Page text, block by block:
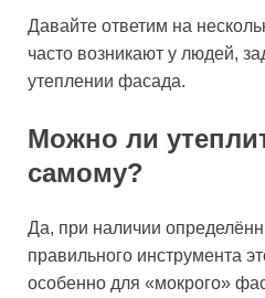
Давайте ответим на
часто возникают у людей,
утеплении фасада.
Можно ли
самому?
Да, при наличии
правильного инструмента
особенно для «мокрого»